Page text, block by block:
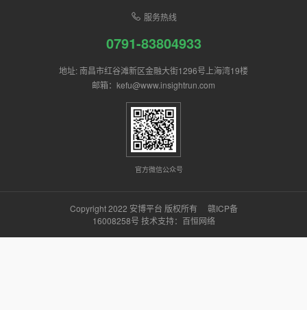
服务热线
0791-83804933
地址: 南昌市红谷滩新区金融大街1296号上海湾19楼
邮箱：kefu@www.insightrun.com
官方微信公众号
Copyright 2022 安博平台 版权所有 赣ICP备
16008258号 技术支持： 百恒网络